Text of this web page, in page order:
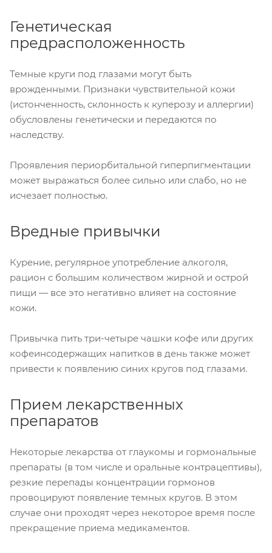
Генетическая
предрасположенность
Темные круги под глазами могут быть
врожденными. Признаки чувствительной кожи
(истонченность, склонность к куперозу и аллергии)
обусловлены генетически и передаются по
наследству.
Проявления периорбитальной гиперпигментации
может выражаться более сильно или слабо, но не
исчезает полностью.
Вредные привычки
Курение, регулярное употребление алкоголя,
рацион с большим количеством жирной и острой
пищи — все это негативно влияет на состояние
кожи.
Привычка пить три-четыре чашки кофе или других
кофеинсодержащих напитков в день также может
привести к появлению синих кругов под глазами.
Прием лекарственных
препаратов
Некоторые лекарства от глаукомы и гормональные
препараты (в том числе и оральные контрацептивы),
резкие перепады концентрации гормонов
провоцируют появление темных кругов. В этом
случае они проходят через некоторое время после
прекращение приема медикаментов.